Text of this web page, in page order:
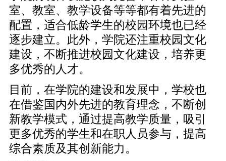
室、教室、教学设备等等都有着先进的
配置，适合低龄学生的校园环境也已经
逐步建立。此外，学院还注重校园文化
建设，不断推进校园文化建设，培养更
多优秀的人才。
目前，在学院的建设和发展中，学校也
在借鉴国内外先进的教育理念，不断创
新教学模式，通过提高教学质量，吸引
更多优秀的学生和在职人员参与，提高
综合素质及其创新能力。